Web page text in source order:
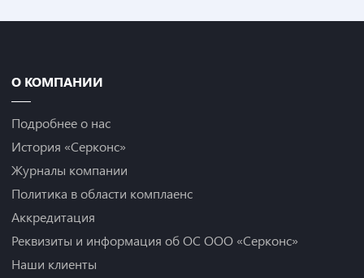
О КОМПАНИИ
Подробнее о нас
История «Серконс»
Журналы компании
Политика в области комплаенс
Аккредитация
Реквизиты и информация об ОС ООО «Серконс»
Наши клиенты